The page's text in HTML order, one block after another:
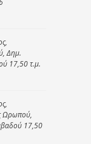
Δημ.
17,50 τ.μ.
Ωρωπού,
17,50